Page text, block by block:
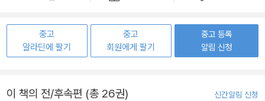
중고
알라딘에 팔기
중고
회원에게 팔기
중고 등록
알림 신청
이 책의 전/후속편 (총 26권) 신간알림 신청